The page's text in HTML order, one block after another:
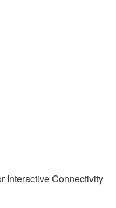
Interactive Connectivity